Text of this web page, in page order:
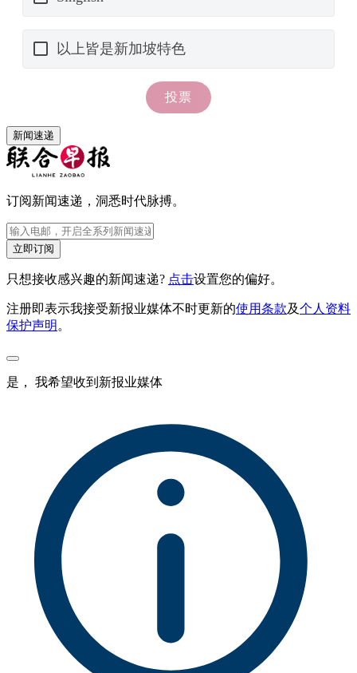
新闻速递
订阅新闻速递，洞悉时代脉搏。
立即订阅
只想接收感兴趣的新闻速递? 点击设置您的偏好。
注册即表示我接受新报业媒体不时更新的使用条款及个人资料
保护声明 。
是， 我希望收到新报业媒体